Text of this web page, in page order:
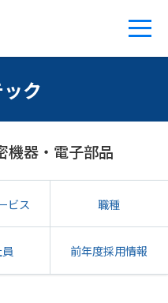
ク
機器・電子部品
ビス 職種
前年度採用情報